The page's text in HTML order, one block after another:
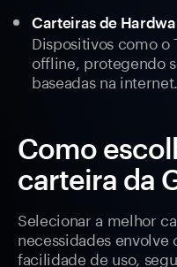
Carteiras de
Dispositivos como o
offline, protegendo
baseadas na internet.
Como
carteira da
Selecionar a melhor
necessidades
facilidade de uso,